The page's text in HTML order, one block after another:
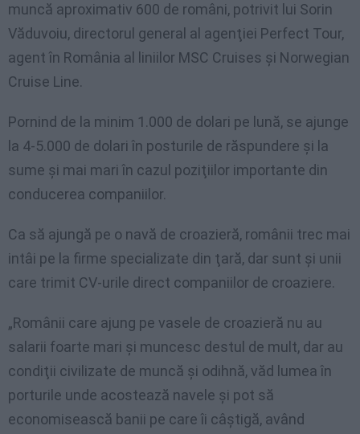
muncă aproximativ 600 de români, potrivit lui Sorin
Văduvoiu, directorul general al agenţiei Perfect Tour,
agent în România al liniilor MSC Cruises şi Norwegian
Cruise Line.
Pornind de la minim 1.000 de dolari pe lună, se ajunge
la 4-5.000 de dolari în posturile de răspundere şi la
sume şi mai mari în cazul poziţiilor importante din
conducerea companiilor.
Ca să ajungă pe o navă de croazieră, românii trec mai
intâi pe la firme specializate din ţară, dar sunt şi unii
care trimit CV-urile direct companiilor de croaziere.
„Românii care ajung pe vasele de croazieră nu au
salarii foarte mari şi muncesc destul de mult, dar au
condiţii civilizate de muncă şi odihnă, văd lumea în
porturile unde acostează navele şi pot să
economisească banii pe care îi câştigă, având